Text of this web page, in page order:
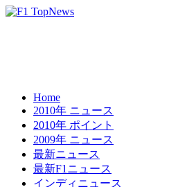
Home
2010年 ニュース
2010年 ポイント
2009年 ニュース
最新ニュース
最新F1ニュース
インディニュース